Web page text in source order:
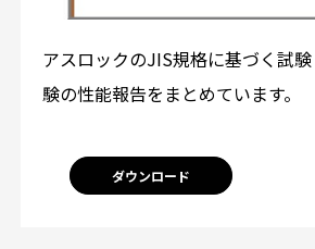
アスロックのJIS規格に基づく試
験の性能報告をまとめています。
ダウンロード